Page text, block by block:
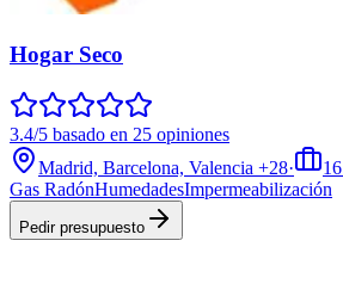
Hogar Seco
3.4/5 basado en 25 opiniones
Madrid, Barcelona, Valencia +28· 16
Gas RadónHumedadesImpermeabilización
Pedir presupuesto